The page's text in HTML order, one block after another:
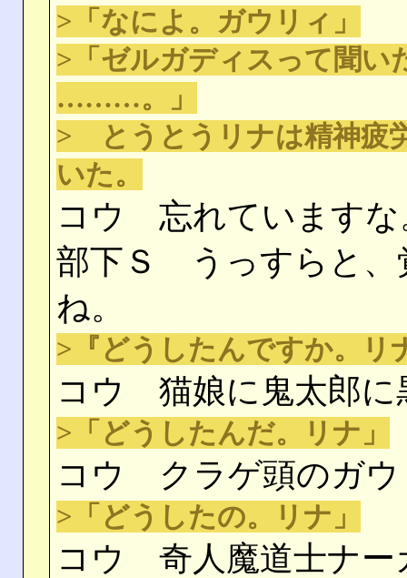
>「なによ。ガウリィ」
>「ゼルガディスって聞い
………。」
> とうとうリナは精神疲
いた。
コウ 忘れていますな
部下Ｓ うっすらと、
ね。
>『どうしたんですか。リ
コウ 猫娘に鬼太郎に
>「どうしたんだ。リナ」
コウ クラゲ頭のガウ
>「どうしたの。リナ」
コウ 奇人魔道士ナー